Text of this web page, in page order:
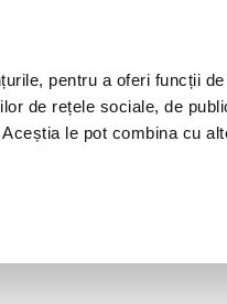
pentru a oferi funcții
de rețele sociale, de
le pot combina cu